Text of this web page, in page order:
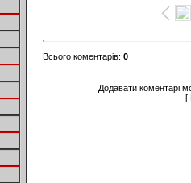
Всього коментарів: 0
Додавати коментарі
[